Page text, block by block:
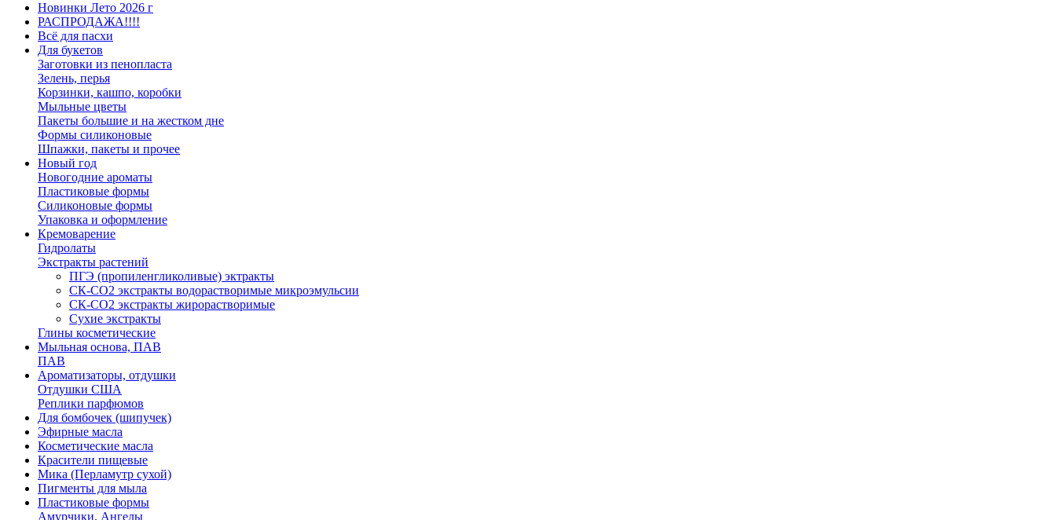
Новинки Лето 2026 г
РАСПРОДАЖА!!!!
Всё для пасхи
Для букетов
Заготовки из пенопласта
Зелень, перья
Корзинки, кашпо, коробки
Мыльные цветы
Пакеты большие и на жестком дне
Формы силиконовые
Шпажки, пакеты и прочее
Новый год
Новогодние ароматы
Пластиковые формы
Силиконовые формы
Упаковка и оформление
Кремоварение
Гидролаты
Экстракты растений
ПГЭ (пропиленгликоливые) эктракты
СК-СО2 экстракты водорастворимые микроэмульсии
СК-СО2 экстракты жирорастворимые
Сухие экстракты
Глины косметические
Мыльная основа, ПАВ
ПАВ
Ароматизаторы, отдушки
Отдушки США
Реплики парфюмов
Для бомбочек (шипучек)
Эфирные масла
Косметические масла
Красители пищевые
Мика (Перламутр сухой)
Пигменты для мыла
Пластиковые формы
Амурчики, Ангелы